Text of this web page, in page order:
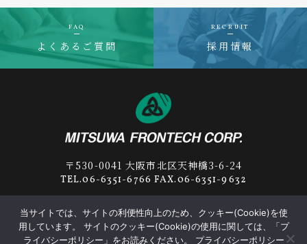
FAQ
よくあるご質問
RECRUIT
採用情報
〒530-0041 大阪市北区天神橋3-6-24
TEL.06-6351-6766 FAX.06-6351-9632
プライバシーポリシー サプライヤー行動規範
当サイトでは、サイトの利便性向上のため、クッキー(Cookie)を使
用しています。 サイトのクッキー(Cookie)の使用に関しては、「プ
ライバシーポリシー」をお読みください。 プライバシーポリシー